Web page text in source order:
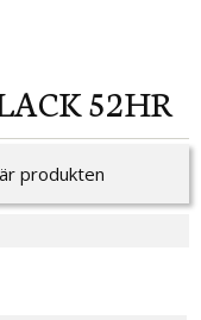
52HR
produkten